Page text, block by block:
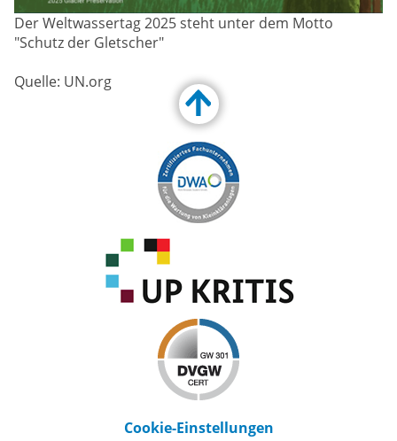
Der Weltwassertag 2025 steht unter dem Motto
"Schutz der Gletscher"
Quelle: UN.org
Customize Toolbar…
Cookie-Einstellungen